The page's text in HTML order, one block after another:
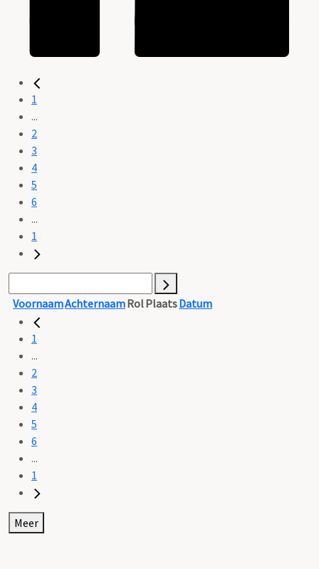
1
...
2
3
4
5
6
...
1
VoornaamAchternaamRolPlaatsDatum
1
...
2
3
4
5
6
...
1
Meer